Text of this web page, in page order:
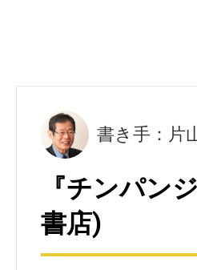
書き手：片
『チンパン
書店)